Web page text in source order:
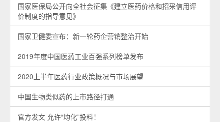
国家医保局公开向全社会征集《建立医药价格和招采信用评
价制度的指导意见》
国家卫健委宣布：新一轮药企营销整治开始
2019年度中国医药工业百强系列榜单发布
2020上半年医药行业政策概况与市场展望
中国生物类似药的上市路径打通
官方发文 允许“均化”投料！